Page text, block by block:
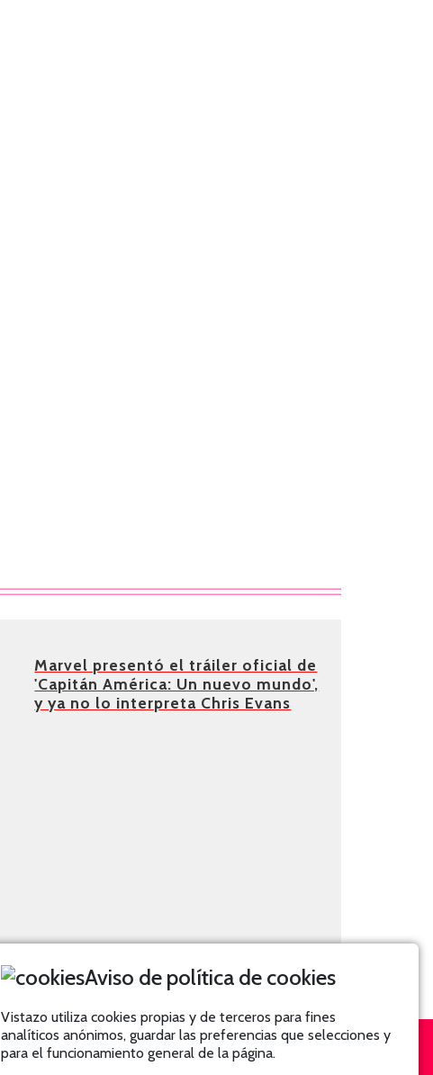
Marvel presentó el tráiler oficial de
'Capitán América: Un nuevo mundo',
y ya no lo interpreta Chris Evans
Aviso de política de cookies
Vistazo utiliza cookies propias y de terceros para fines
analíticos anónimos, guardar las preferencias que selecciones y
para el funcionamiento general de la página.